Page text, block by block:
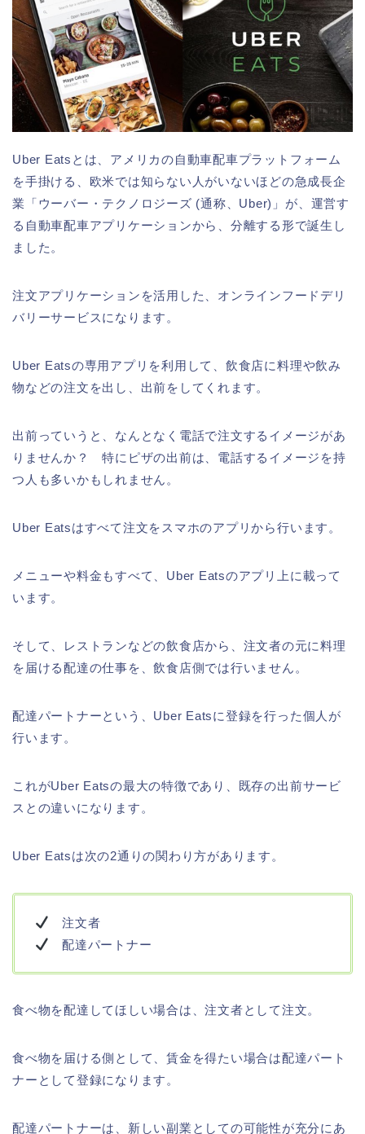
Uber Eatsとは、アメリカの自動車配車プラットフォーム
を手掛ける、欧米では知らない人がいないほどの急成長企
業「ウーバー・テクノロジーズ (通称、Uber)」が、運営す
る自動車配車アプリケーションから、分離する形で誕生し
ました。
注文アプリケーションを活用した、オンラインフードデリ
バリーサービスになります。
Uber Eatsの専用アプリを利用して、飲食店に料理や飲み
物などの注文を出し、出前をしてくれます。
出前っていうと、なんとなく電話で注文するイメージがあ
りませんか？ 特にピザの出前は、電話するイメージを持
つ人も多いかもしれません。
Uber Eatsはすべて注文をスマホのアプリから行います。
メニューや料金もすべて、Uber Eatsのアプリ上に載って
います。
そして、レストランなどの飲食店から、注文者の元に料理
を届ける配達の仕事を、飲食店側では行いません。
配達パートナーという、Uber Eatsに登録を行った個人が
行います。
これがUber Eatsの最大の特徴であり、既存の出前サービ
スとの違いになります。
Uber Eatsは次の2通りの関わり方があります。
注文者
配達パートナー
食べ物を配達してほしい場合は、注文者として注文。
食べ物を届ける側として、賃金を得たい場合は配達パート
ナーとして登録になります。
配達パートナーは、新しい副業としての可能性が充分にあ